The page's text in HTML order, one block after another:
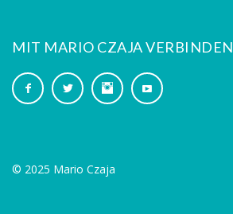
MIT MARIO CZAJA VERBINDEN
© 2025 Mario Czaja